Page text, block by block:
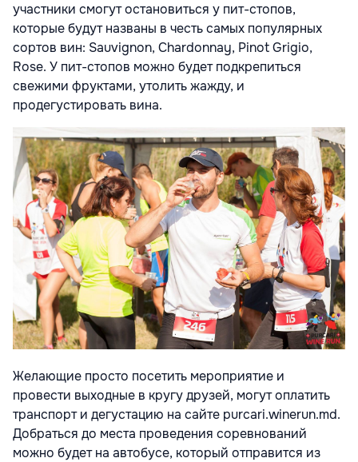
участники смогут остановиться у пит-стопов,
которые будут названы в честь самых популярных
сортов вин: Sauvignon, Chardonnay, Pinot Grigio,
Rose. У пит-стопов можно будет подкрепиться
свежими фруктами, утолить жажду, и
продегустировать вина.
Желающие просто посетить мероприятие и
провести выходные в кругу друзей, могут оплатить
транспорт и дегустацию на сайте purcari.winerun.md.
Добраться до места проведения соревнований
можно будет на автобусе, который отправится из